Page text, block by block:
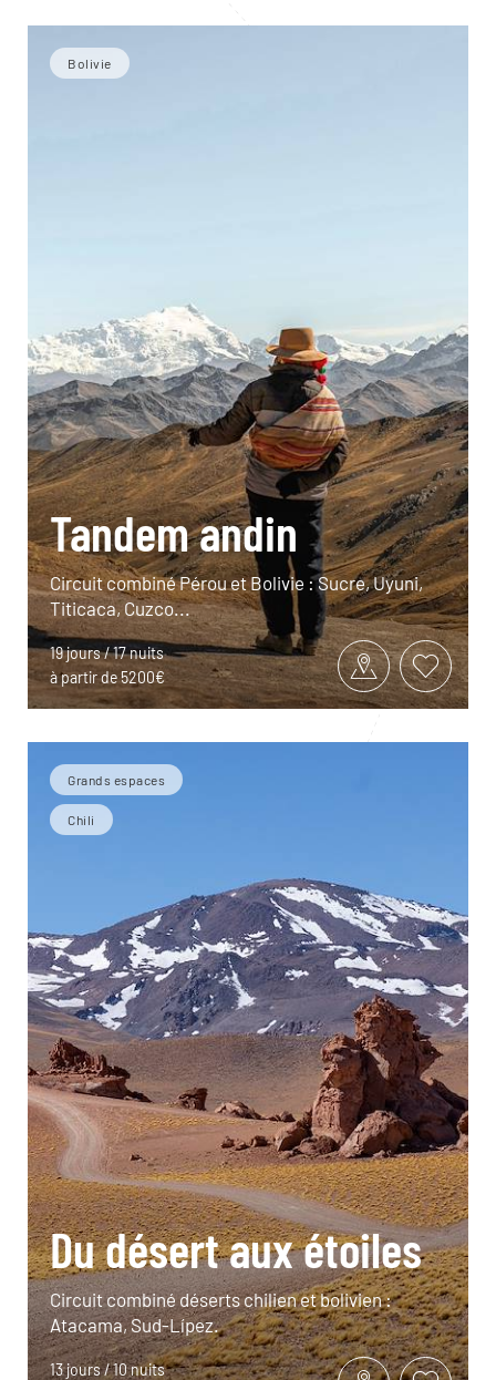
Bolivie
Tandem andin
Circuit combiné Pérou et Bolivie : Sucre, Uyuni,
Titicaca, Cuzco...
19 jours / 17 nuits
à partir de 5200€
Grands espaces
Chili
Du désert aux étoiles
Circuit combiné déserts chilien et bolivien :
Atacama, Sud-Lípez.
13 jours / 10 nuits